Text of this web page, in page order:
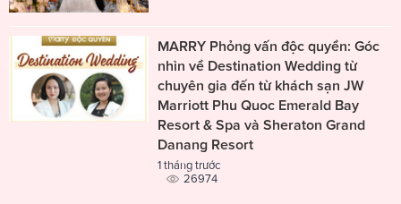
MARRY Phỏng vấn độc quyền: Góc
nhìn về Destination Wedding từ
chuyên gia đến từ khách sạn JW
Marriott Phu Quoc Emerald Bay
Resort & Spa và Sheraton Grand
Danang Resort
1 tháng trước
26974